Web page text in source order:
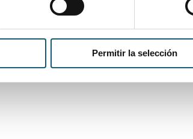
Permitir la selección
liberación de lotes para
reacciones adversas a